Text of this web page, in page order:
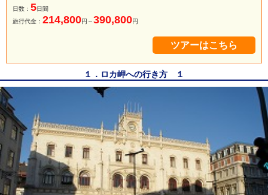
日数： 5日間
旅行代金： 214,800円～390,800円
ツアーはこちら
１．ロカ岬への行き方 １